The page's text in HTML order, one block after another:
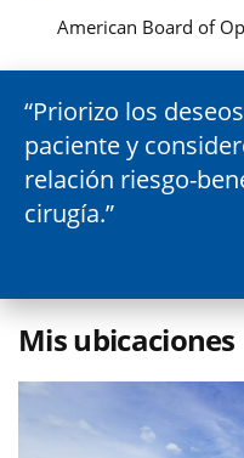
American Board of
Priorizo los
paciente y
relación riesgo-
cirugía.
Mis ubicaciones